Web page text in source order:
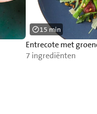
Entrecote met
7 ingrediënten
15 min